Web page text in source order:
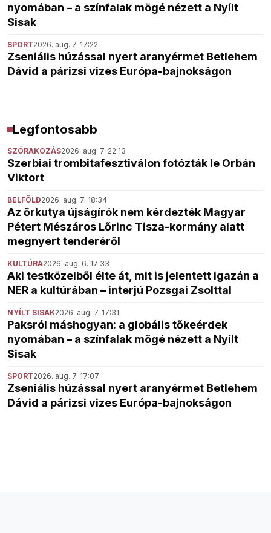
nyomában – a színfalak mögé nézett a Nyílt
Sisak
SPORT2026. aug. 7. 17:22
Zseniális húzással nyert aranyérmet Betlehem
Dávid a párizsi vizes Európa-bajnokságon
Legfontosabb
SZÓRAKOZÁS2026. aug. 7. 22:13
Szerbiai trombitafesztiválon fotózták le Orbán
Viktort
BELFÖLD2026. aug. 7. 18:34
Az őrkutya újságírók nem kérdezték Magyar
Pétert Mészáros Lőrinc Tisza-kormány alatt
megnyert tenderéről
KULTÚRA2026. aug. 6. 17:33
Aki testközelből élte át, mit is jelentett igazán a
NER a kultúrában – interjú Pozsgai Zsolttal
NYÍLT SISAK2026. aug. 7. 17:31
Paksról máshogyan: a globális tőkeérdek
nyomában – a színfalak mögé nézett a Nyílt
Sisak
SPORT2026. aug. 7. 17:07
Zseniális húzással nyert aranyérmet Betlehem
Dávid a párizsi vizes Európa-bajnokságon